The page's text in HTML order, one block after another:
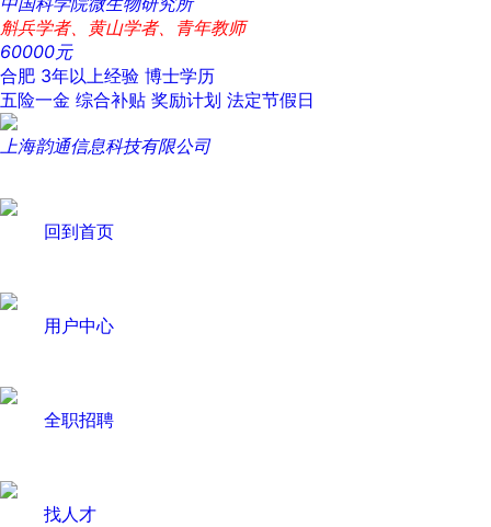
斛兵学者、黄山学者、青年教师
60000元
合肥 3年以上经验 博士学历
五险一金 综合补贴 奖励计划 法定节假日
上海韵通信息科技有限公司
回到首页
用户中心
全职招聘
找人才